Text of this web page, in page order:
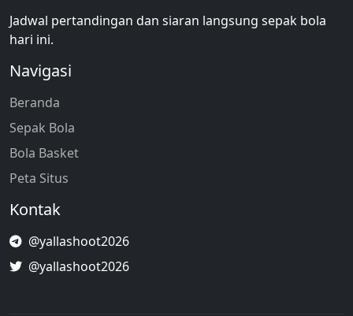
Jadwal pertandingan dan siaran langsung sepak bola
hari ini.
Navigasi
Beranda
Sepak Bola
Bola Basket
Peta Situs
Kontak
@yallashoot2026
@yallashoot2026